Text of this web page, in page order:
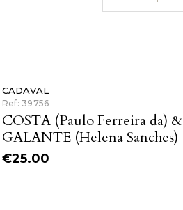
CADAVAL
Ref: 39756
COSTA (Paulo Ferreira da) &
GALANTE (Helena Sanches)
€25.00